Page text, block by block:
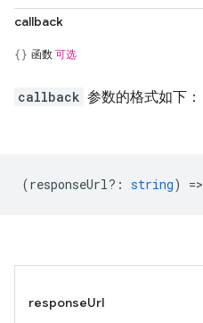
callback
函数 可选
callback 参数的格式如下：
(responseUrl? : string) =>
responseUrl